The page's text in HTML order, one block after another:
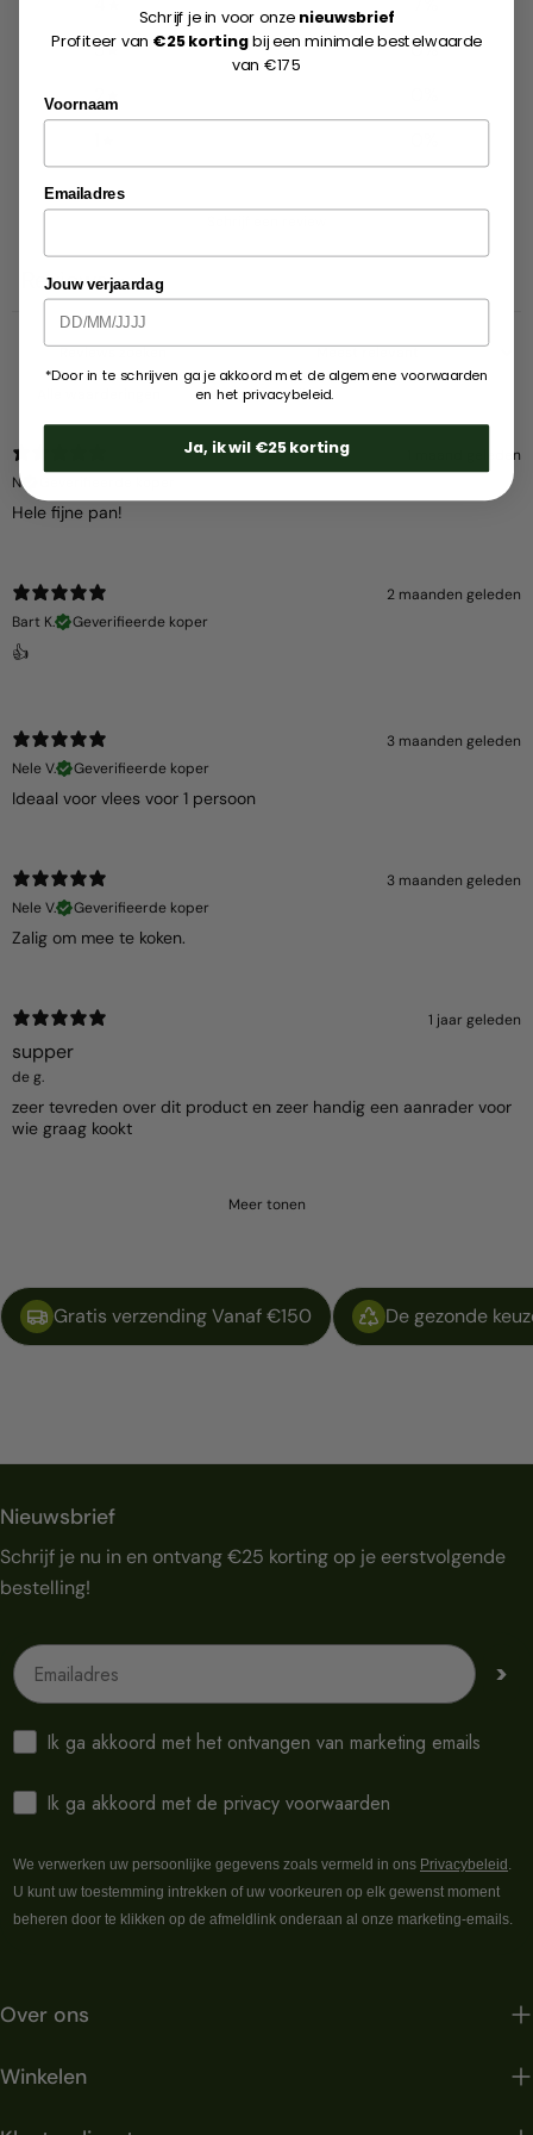
3
0%
Reviews 15
Met media
1 maand geleden
N
Hele fijne pan!
2 maanden geleden
Bart K.
Geverifieerde koper
👍
3 maanden geleden
Nele V.
Geverifieerde koper
Ideaal voor vlees voor 1 persoon
3 maanden geleden
Nele V.
Geverifieerde koper
Zalig om mee te koken.
1 jaar geleden
supper
de g.
zeer tevreden over dit product en zeer handig een aanrader voor
wie graag kookt
Meer tonen
Gratis verzending Vanaf €150 De gezonde
Over ons
Winkelen
Nieuwsbrief
Schrijf je nu in en ontvang €25 korting op je eerstvolgende
bestelling!
Emailadres
>
Ik ga akkoord met het ontvangen van marketing emails
Ik ga akkoord met de privacy voorwaarden
We verwerken uw persoonlijke gegevens zoals vermeld in ons Privacybeleid .
U kunt uw toestemming intrekken of uw voorkeuren op elk gewenst moment
beheren door te klikken op de afmeldlink onderaan al onze marketing-emails.
Schrijf je in voor onze nieuwsbrief
Profiteer van €25 kortingbij een minimale bestelwaarde
van €175
Voornaam
Emailadres
Jouw verjaardag
*Door in te schrijven ga je akkoord met de algemene voorwaarden
en het privacybeleid.
Ja, ik wil €25 korting